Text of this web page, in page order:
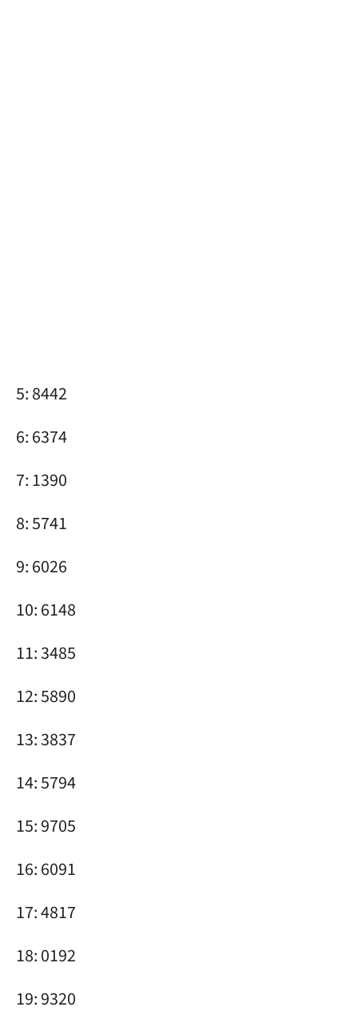
5: 8442
6: 6374
7: 1390
8: 5741
9: 6026
10: 6148
11: 3485
12: 5890
13: 3837
14: 5794
15: 9705
16: 6091
17: 4817
18: 0192
19: 9320